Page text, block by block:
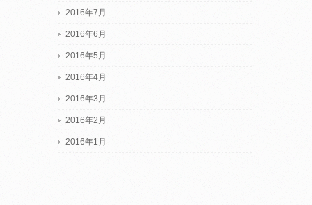
2016年7月
2016年6月
2016年5月
2016年4月
2016年3月
2016年2月
2016年1月